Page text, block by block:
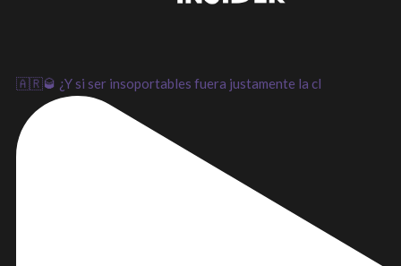
🇦🇷🥃 ¿Y si ser insoportables fuera justamente la cl